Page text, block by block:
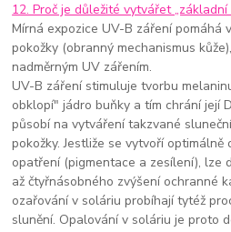
12. Proč je důležité vytvářet
Mírná expozice UV-B záření pomáhá
pokožky (obranný mechanismus
nadměrným UV zářením.
UV-B záření stimuluje tvorbu
obklopí" jádro buňky a tím chrání její
působí na vytváření takzvané
pokožky. Jestliže se vytvoří
opatření (pigmentace a zesílení), lze
až čtyřnásobného zvýšení ochranné
ozařování v soláriu probíhají tytéž
slunění. Opalování v soláriu je proto